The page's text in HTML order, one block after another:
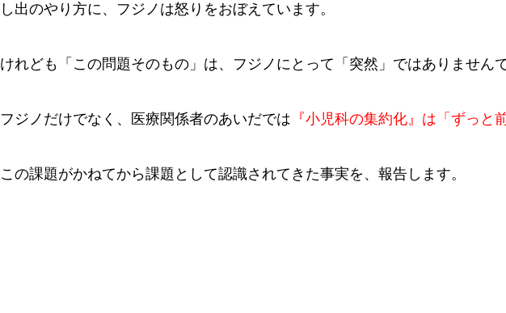
し出のやり方に、フジノは怒りをおぼえています。
けれども「この問題そのもの」は、フジノにとって「突然」ではありません
フジノだけでなく、医療関係者のあいだでは 『小児科の集約化』は「ずっと
この課題がかねてから課題として認識されてきた事実を、報告します。